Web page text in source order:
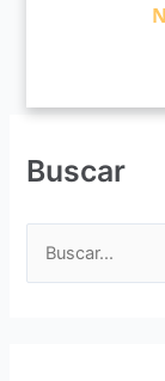
Buscar